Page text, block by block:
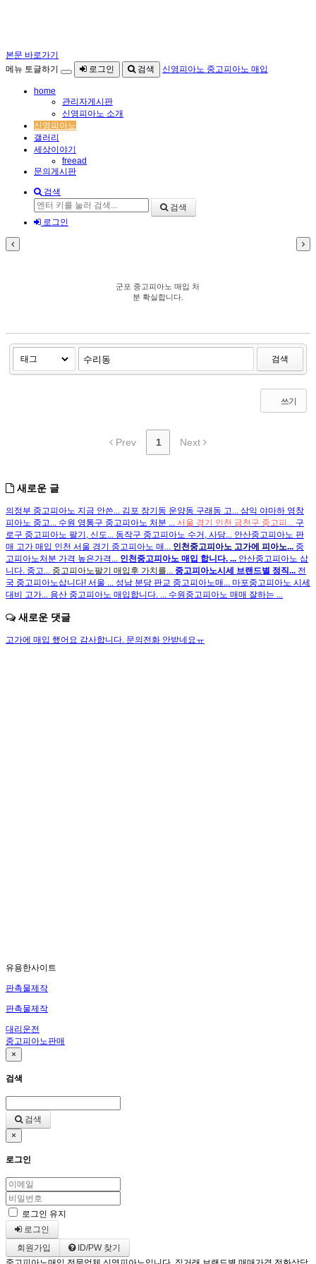
본문 바로가기
메뉴 토글하기
로그인 검색 신영피아노 중고피아노 매입
home
관리자게시판
신영피아노 소개
신영피아노
갤러리
세상이야기
freead
문의게시판
검색
검색
로그인
군포 중고피아노 매입 처
분 확실합니다.
검색
쓰기
Prev 1 Next
새로운 글
의정부 중고피아노 지금 안쓴... 김포 장기동 운양동 구래동 고... 삼익 야마하 영창
피아노 중고... 수원 영통구 중고피아노 처분 ... 서울 경기 인천 금천구 중고피... 구
로구 중고피아노 팔기, 신도... 동작구 중고피아노 수거, 사당... 안산중고피아노 판
매 고가 매입 인천 서울 경기 중고피아노 매... 인천중고피아노 고가에 피아노... 중
고피아노처분 가격 높은가격... 인천중고피아노 매입 합니다. ... 안산중고피아노 삽
니다. 중고... 중고피아노팔기 매입후 가치를... 중고피아노시세 브랜드별 정직... 전
국 중고피아노삽니다! 서울 ... 성남 분당 판교 중고피아노매... 마포중고피아노 시세
대비 고가... 용산 중고피아노 매입합니다. ... 수원중고피아노 매매 잘하는 ...
새로운 댓글
고가에 매입 했어요 감사합니다. 문의전화 안받네요ㅠ
유용한사이트
판촉물제작
판촉물제작
대리운전
중고피아노판매
×
검색
검색
×
로그인
로그인 유지
로그인
회원가입
ID/PW 찾기